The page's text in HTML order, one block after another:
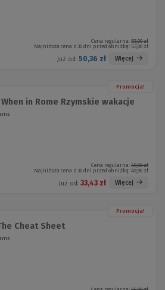
Cena regularna: 53,00 zł
Najniższa cena z 30 dni przed obniżką: 53,00 zł
Już od: 50,36 zł Więcej
Promocja!
When in Rome Rzymskie wakacje
Cena regularna: 49,90 zł
Najniższa cena z 30 dni przed obniżką: 49,90 zł
Już od: 33,43 zł Więcej
Promocja!
Cheat Sheet